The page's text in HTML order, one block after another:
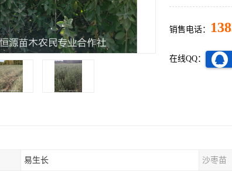
销售电话：
在线QQ：
易生长 沙枣苗